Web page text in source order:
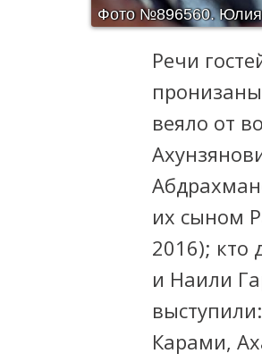
Фото №896560.Юлия
Речи
веяло от
их сыном
2016); кто
и Наили
Карами,